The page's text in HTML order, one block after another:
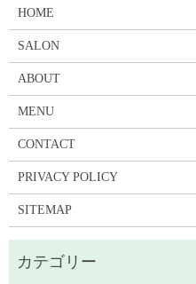
HOME
SALON
ABOUT
MENU
CONTACT
PRIVACY POLICY
SITEMAP